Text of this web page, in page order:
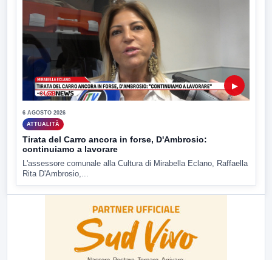
▶
6 AGOSTO 2026
ATTUALITÀ
Tirata del Carro ancora in forse, D'Ambrosio:
continuiamo a lavorare
L'assessore comunale alla Cultura di Mirabella Eclano, Raffaella
Rita D'Ambrosio,...